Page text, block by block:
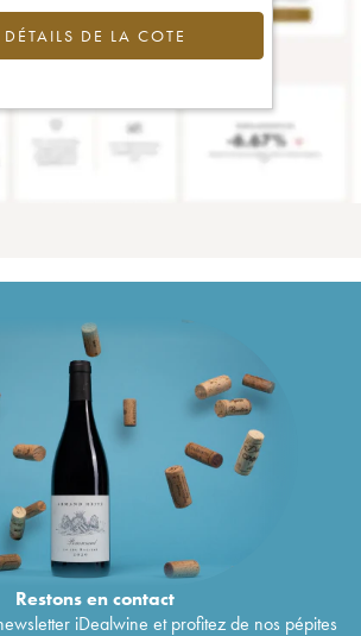
DÉTAILS DE LA COTE
Restons encontact
iDealwine et profitez de nos pépites